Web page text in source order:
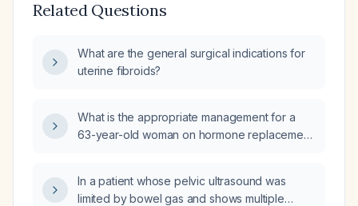
Related Questions
What are the general surgical indications for
uterine fibroids?
What is the appropriate management for a
63-year-old woman on hormone replacement
23 days?
In a patient whose pelvic ultrasound was
limited by bowel gas and shows multiple